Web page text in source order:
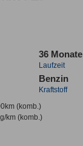
36 Monate
Laufzeit
Benzin
Kraftstoff
(komb.)
km(komb.)